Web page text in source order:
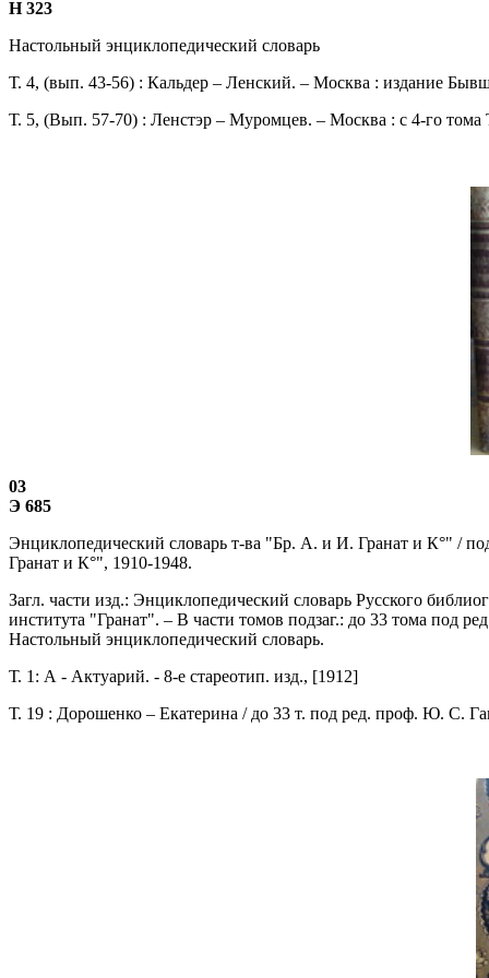
Н 323
Настольный энциклопедический словарь
Т. 4, (вып. 43-56) : Кальдер – Ленский. – Москва : издание
Т. 5, (Вып. 57-70) : Ленстэр – Муромцев. – Москва : с 4-го
03
Э 685
Энциклопедический словарь т-ва "Бр. А. и И. Гранат и К°" /
Гранат и К°", 1910-1948.
Загл. части изд.: Энциклопедический словарь Русского
института "Гранат". – В части томов подзаг.: до 33 тома
Настольный энциклопедический словарь.
Т. 1: А - Актуарий. - 8-е стареотип. изд., [1912]
Т. 19 : Дорошенко – Екатерина / до 33 т. под ред. проф. Ю. С.